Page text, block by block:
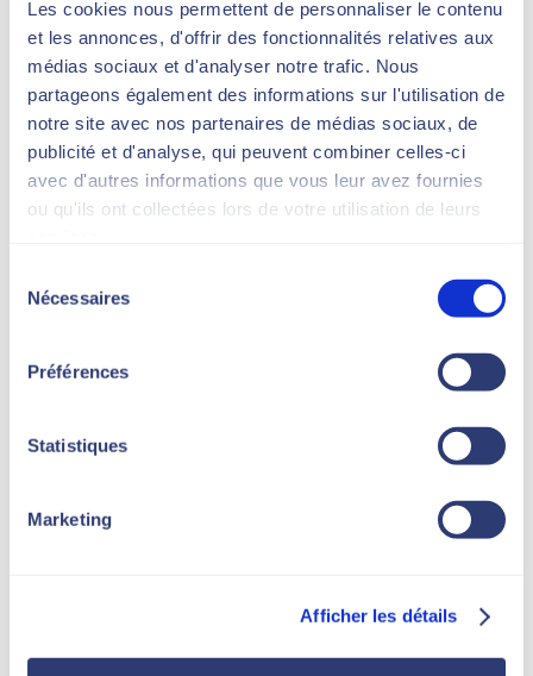
Les cookies nous permettent de personnaliser le contenu
et les annonces, d'offrir des fonctionnalités relatives aux
médias sociaux et d'analyser notre trafic. Nous
partageons également des informations sur l'utilisation de
notre site avec nos partenaires de médias sociaux, de
publicité et d'analyse, qui peuvent combiner celles-ci
avec d'autres informations que vous leur avez fournies
ou qu'ils ont collectées lors de votre utilisation de leurs
Nécessaires
Préférences
Statistiques
Marketing
Afficher les détails
d irritationssi les réglages sont mal adaptés,
notamment sur les peaux mates à foncées.
Chez Novaskin, les traitements au laser sont
adaptés à chaque phototype, avec des
technologies de refroidissement pour plus
de confort et de sécurité.
Nombre de séances et durée
Laser: 6 à 8 séances suffisent en moyenne,
IPL: souvent 10 à 12 séances, avec des résultats
Le protocole d’épilation laser est aussi
plus rapide
Confort pendant les séances